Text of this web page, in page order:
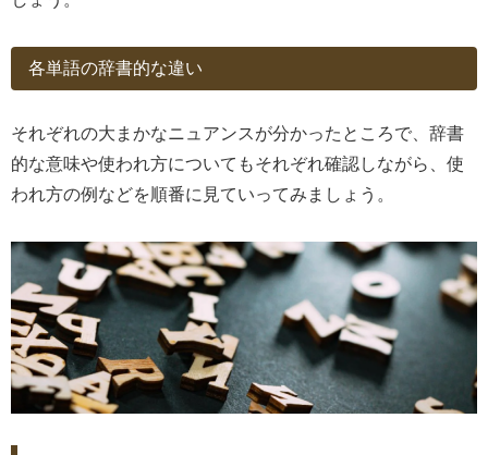
各単語の辞書的な違い
それぞれの大まかなニュアンスが分かったところで、辞書
的な意味や使われ方についてもそれぞれ確認しながら、使
われ方の例などを順番に見ていってみましょう。